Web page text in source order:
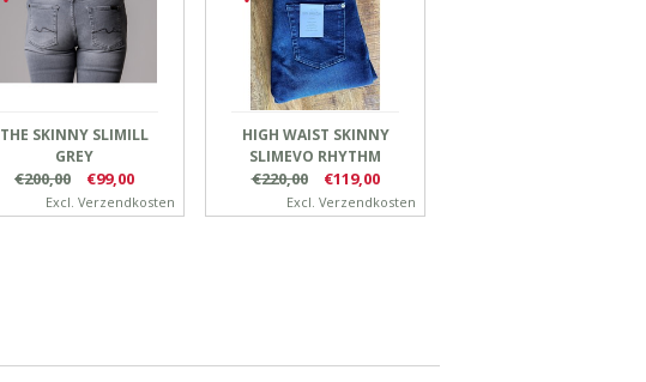
THE SKINNY SLIMILL
GREY
€200,00 €99,00
Excl. Verzendkosten
HIGH WAIST SKINNY
SLIMEVO RHYTHM
€220,00 €119,00
Excl. Verzendkosten